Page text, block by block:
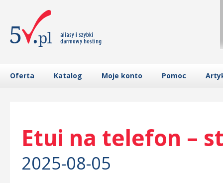
Oferta Katalog Moje konto Pomoc
Etui na telefon –
2025-08-05